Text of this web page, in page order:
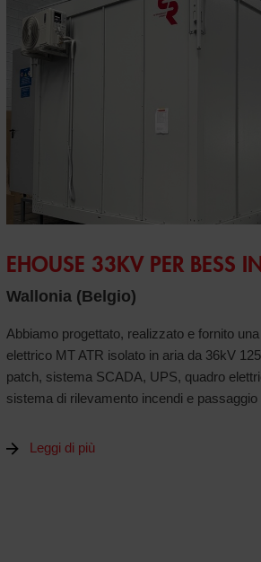
EHOUSE 33KV PER BESS
Wallonia (Belgio)
Abbiamo progettato, realizzato e fornito
elettrico MT ATR isolato in aria da 36kV
patch, sistema SCADA, UPS, quadro
sistema di rilevamento incendi e
Leggi di più